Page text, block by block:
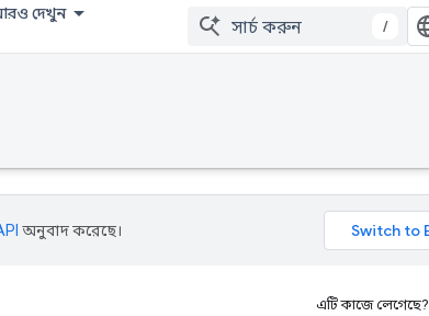
দেখুন
/
অনুবাদ করেছে।
এটি কাজে লেগেছে?